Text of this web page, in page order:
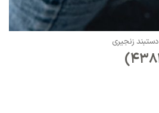
دستبند زنجیری